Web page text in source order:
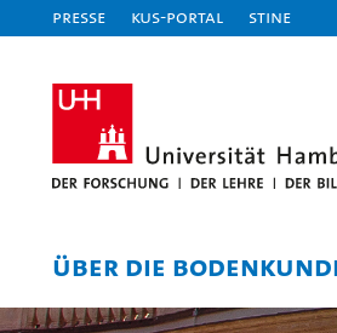
Presse KUS-Portal STiNE
ÜBER DIE